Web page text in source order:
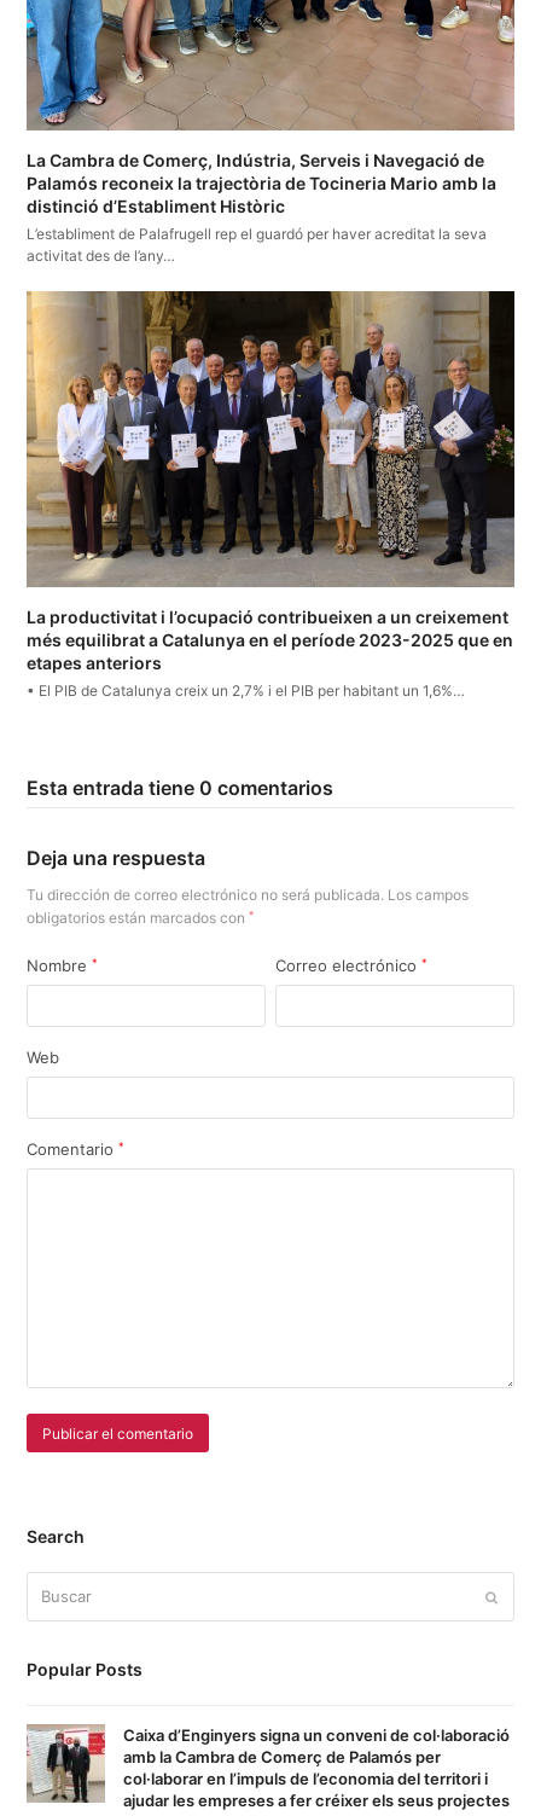
La Cambra de Comerç, Indústria, Serveis i Navegació de
Palamós reconeix la trajectòria de Tocineria Mario amb la
distinció d’Establiment Històric
L’establiment de Palafrugell rep el guardó per haver acreditat la seva
activitat des de l’any…
La productivitat i l’ocupació contribueixen a un creixement
més equilibrat a Catalunya en el període 2023-2025 que en
etapes anteriors
• El PIB de Catalunya creix un 2,7% i el PIB per habitant un 1,6%…
Esta entrada tiene 0 comentarios
Deja una respuesta
Tu dirección de correo electrónico no será publicada. Los campos
obligatorios están marcados con*
Nombre* Correo electrónico*
Web
Comentario*
Search
Popular Posts
Caixa d’Enginyers signa un conveni de col·laboració
amb la Cambra de Comerç de Palamós per
col·laborar en l’impuls de l’economia del territori i
ajudar les empreses a fer créixer els seus projectes